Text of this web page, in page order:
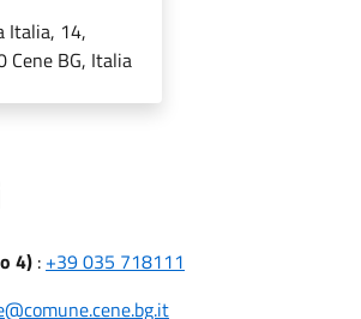
Italia, 14,
Cene BG, Italia
4) : +39 035 718111